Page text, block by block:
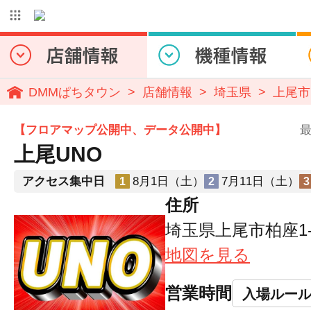
DMMぱちタウン 店舗情報 埼玉県 上尾市
【フロアマップ公開中、データ公開中】
上尾UNO
アクセス集中日 1 8月1日（土） 2 7月11日（土） 3
住所
埼玉県上尾市柏座
地図を見る
営業時間 入場ルール